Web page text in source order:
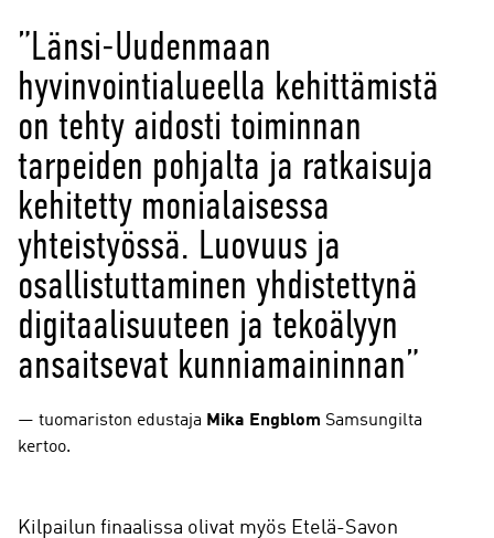
”Länsi-Uudenmaan
hyvinvointialueella kehittämistä
on tehty aidosti toiminnan
tarpeiden pohjalta ja ratkaisuja
kehitetty monialaisessa
yhteistyössä. Luovuus ja
osallistuttaminen yhdistettynä
digitaalisuuteen ja tekoälyyn
ansaitsevat kunniamaininnan”
tuomariston edustaja Mika Engblom Samsungilta
kertoo.
Kilpailun finaalissa olivat myös Etelä-Savon